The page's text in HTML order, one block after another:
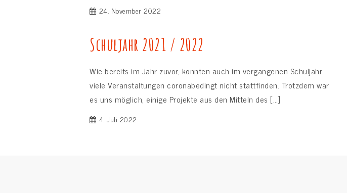
24. November 2022
Schuljahr 2021 / 2022
Wie bereits im Jahr zuvor, konnten auch im vergangenen Schuljahr
viele Veranstaltungen coronabedingt nicht stattfinden. Trotzdem war
es uns möglich, einige Projekte aus den Mitteln des […]
4. Juli 2022